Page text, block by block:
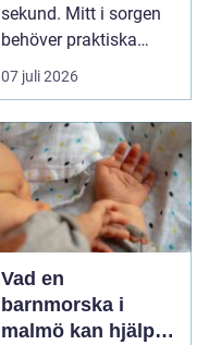
sekund. Mitt i sorgen
behöver praktiska
frågor få svar: var ska
b...
07 juli 2026
Vad en
barnmorska i
malmö kan hjälpa